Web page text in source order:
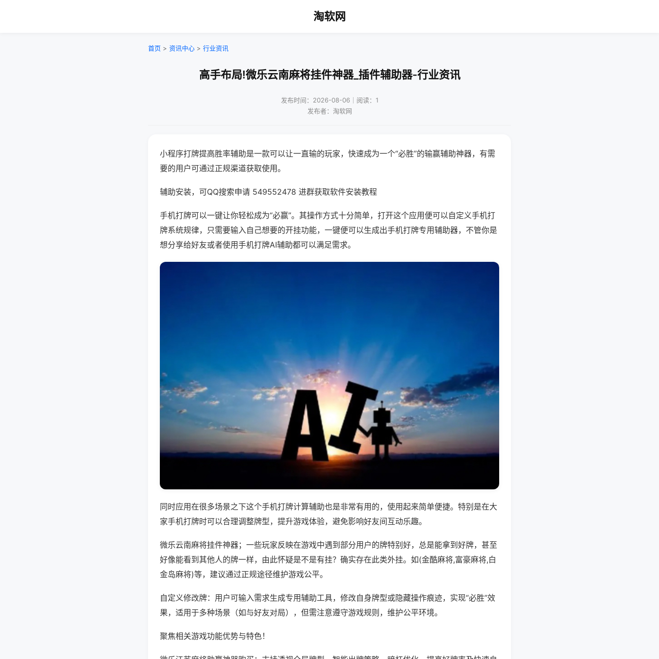
淘软网
首页 > 资讯中心 > 行业资讯
高手布局!微乐云南麻将挂件神器_插件辅助器-行业资讯
发布时间：2026-08-06｜阅读：1
发布者：淘软网
小程序打牌提高胜率辅助是一款可以让一直输的玩家，快速成为一个“必胜”的输赢辅助神器，有需
要的用户可通过正规渠道获取使用。
辅助安装，可QQ搜索申请 549552478 进群获取软件安装教程
手机打牌可以一键让你轻松成为“必赢”。其操作方式十分简单，打开这个应用便可以自定义手机打
牌系统规律，只需要输入自己想要的开挂功能，一键便可以生成出手机打牌专用辅助器，不管你是
想分享给好友或者使用手机打牌AI辅助都可以满足需求。
同时应用在很多场景之下这个手机打牌计算辅助也是非常有用的，使用起来简单便捷。特别是在大
家手机打牌时可以合理调整牌型，提升游戏体验，避免影响好友间互动乐趣。
微乐云南麻将挂件神器；一些玩家反映在游戏中遇到部分用户的牌特别好，总是能拿到好牌，甚至
好像能看到其他人的牌一样，由此怀疑是不是有挂？确实存在此类外挂。如(金酷麻将,富豪麻将,白
金岛麻将)等，建议通过正规途径维护游戏公平。
自定义修改牌：用户可输入需求生成专用辅助工具，修改自身牌型或隐藏操作痕迹，实现“必胜”效
果，适用于多种场景（如与好友对局），但需注意遵守游戏规则，维护公平环境。
聚焦相关游戏功能优势与特色！